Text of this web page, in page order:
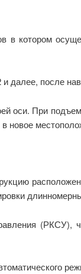
в котором
далее, после
оси. При
новое
(РКСУ),